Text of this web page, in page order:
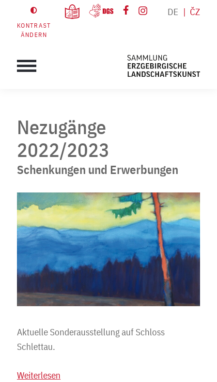
KONTRAST
ÄNDERN
DE ČZ
Nezugänge
2022/2023
Schenkungen und Erwerbungen
Aktuelle Sonderausstellung auf Schloss
Schlettau.
Weiterlesen